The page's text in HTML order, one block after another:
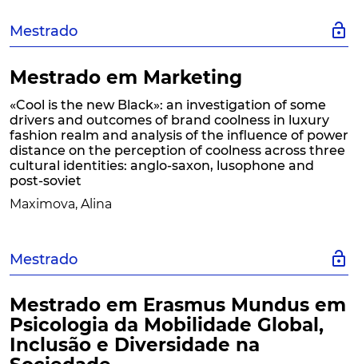
Mestrado lock_open
Mestrado em Marketing
«Cool is the new Black»: an investigation of some
drivers and outcomes of brand coolness in luxury
fashion realm and analysis of the influence of power
distance on the perception of coolness across three
cultural identities: anglo-saxon, lusophone and
post-soviet
Maximova, Alina
Mestrado lock_open
Mestrado em Erasmus Mundus em
Psicologia da Mobilidade Global,
Inclusão e Diversidade na